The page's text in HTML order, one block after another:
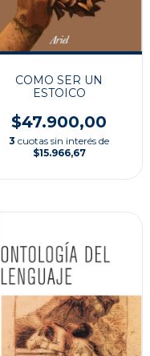
COMO SER UN
ESTOICO
$47.900,00
3 cuotas sin interés de
$15.966,67